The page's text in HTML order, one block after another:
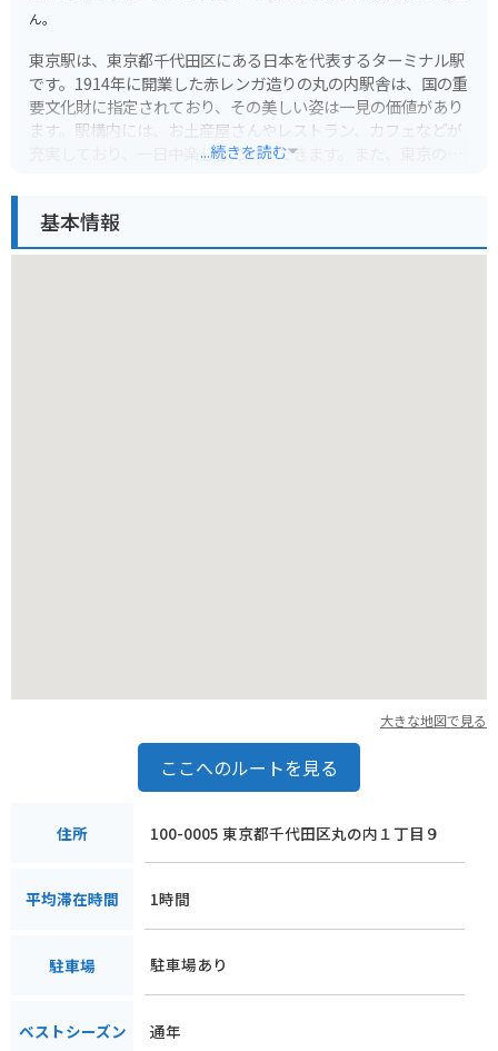
ん。
東京駅は、東京都千代田区にある日本を代表するターミナル駅
です。1914年に開業した赤レンガ造りの丸の内駅舎は、国の重
要文化財に指定されており、その美しい姿は一見の価値があり
ます。駅構内には、お土産屋さんやレストラン、カフェなどが
充実しており、一日中楽しむことができます。また、東京の主
バイクで訪れる場合は、周辺にいくつか有料駐車場がありま
...続きを読む
基本情報
大きな地図で見る
ここへのルートを見る
住所 100-0005 東京都千代田区丸の内１丁目９
平均滞在時間 1時間
駐車場 駐車場あり
ベストシーズン 通年